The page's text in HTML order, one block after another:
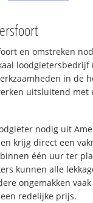
en omstreken
loodgietersbedrijf
in de
uitsluitend met
nodig uit
krijg direct een
één uur ter
kunnen alle
ongemakken
redelijke prijs.